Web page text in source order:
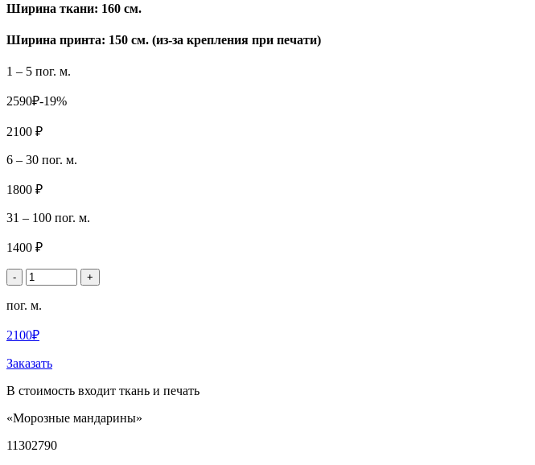
Ширина ткани: 160 см.
Ширина принта: 150 см. (из-за крепления при печати)
1 – 5 пог. м.
2590₽-19%
2100 ₽
6 – 30 пог. м.
1800 ₽
31 – 100 пог. м.
1400 ₽
- +
пог. м.
2100₽
Заказать
В стоимость входит ткань и печать
«Морозные мандарины»
11302790